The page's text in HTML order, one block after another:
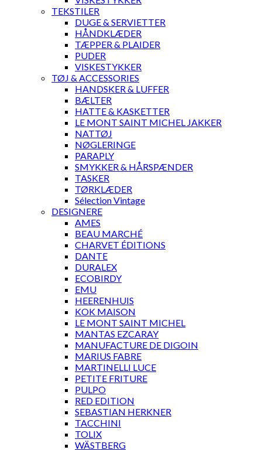
TEKSTILER
DUGE & SERVIETTER
HÅNDKLÆDER
TÆPPER & PLAIDER
PUDER
VISKESTYKKER
TØJ & ACCESSORIES
HANDSKER & LUFFER
BÆLTER
HATTE & KASKETTER
LE MONT SAINT MICHEL JAKKER
NATTØJ
NØGLERINGE
PARAPLY
SMYKKER & HÅRSPÆNDER
TASKER
TØRKLÆDER
Sélection Vintage
DESIGNERE
AMES
BEAU MARCHÉ
CHARVET ÉDITIONS
DANTE
DURALEX
ECOBIRDY
EMU
HEERENHUIS
KOK MAISON
LE MONT SAINT MICHEL
MANTAS EZCARAY
MANUFACTURE DE DIGOIN
MARIUS FABRE
MARTINELLI LUCE
PETITE FRITURE
PULPO
RED EDITION
SEBASTIAN HERKNER
TACCHINI
TOLIX
WÄSTBERG